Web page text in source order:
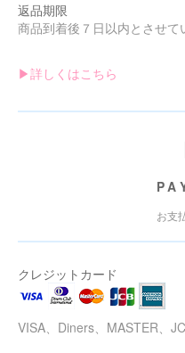
返品期限
商品到着後７日以内とさせて
▶︎詳しくはこちら
お支
クレジットカード
VISA、Diners、MASTER、